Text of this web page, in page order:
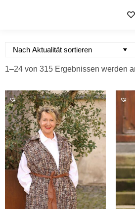
1–24 von 315 Ergebnissen werden